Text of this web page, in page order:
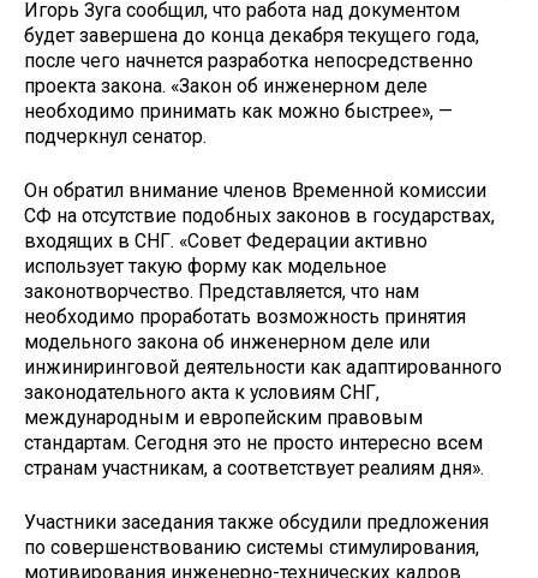
Игорь Зуга сообщил, что работа над документом
будет завершена до конца декабря текущего года,
после чего начнется разработка непосредственно
проекта закона. «Закон об инженерном деле
необходимо принимать как можно быстрее», —
подчеркнул сенатор.
Он обратил внимание членов Временной комиссии
СФ на отсутствие подобных законов в государствах,
входящих в СНГ. «Совет Федерации активно
использует такую форму как модельное
законотворчество. Представляется, что нам
необходимо проработать возможность принятия
модельного закона об инженерном деле или
инжиниринговой деятельности как адаптированного
законодательного акта к условиям СНГ,
международным и европейским правовым
стандартам. Сегодня это не просто интересно всем
странам участникам, а соответствует реалиям дня».
Участники заседания также обсудили предложения
по совершенствованию системы стимулирования,
мотивирования инженерно-технических кадров